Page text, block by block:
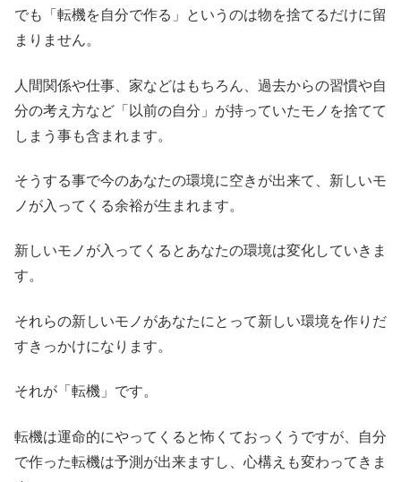
でも「転機を自分で作る」というのは物を捨てるだけに留
まりません。
人間関係や仕事、家などはもちろん、過去からの習慣や自
分の考え方など「以前の自分」が持っていたモノを捨てて
しまう事も含まれます。
そうする事で今のあなたの環境に空きが出来て、新しいモ
ノが入ってくる余裕が生まれます。
新しいモノが入ってくるとあなたの環境は変化していきま
す。
それらの新しいモノがあなたにとって新しい環境を作りだ
すきっかけになります。
それが「転機」です。
転機は運命的にやってくると怖くておっくうですが、自分
で作った転機は予測が出来ますし、心構えも変わってきま